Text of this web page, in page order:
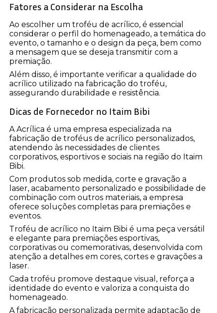
Fatores a Considerar na Escolha
Ao escolher um troféu de acrílico, é essencial
considerar o perfil do homenageado, a temática do
evento, o tamanho e o design da peça, bem como
a mensagem que se deseja transmitir com a
premiação.
Além disso, é importante verificar a qualidade do
acrílico utilizado na fabricação do troféu,
assegurando durabilidade e resistência.
Dicas de Fornecedor no Itaim Bibi
A Acrílica é uma empresa especializada na
fabricação de troféus de acrílico personalizados,
atendendo às necessidades de clientes
corporativos, esportivos e sociais na região do Itaim
Bibi.
Com produtos sob medida, corte e gravação a
laser, acabamento personalizado e possibilidade de
combinação com outros materiais, a empresa
oferece soluções completas para premiações e
eventos.
Troféu de acrílico no Itaim Bibi é uma peça versátil
e elegante para premiações esportivas,
corporativas ou comemorativas, desenvolvida com
atenção a detalhes em cores, cortes e gravações a
laser.
Cada troféu promove destaque visual, reforça a
identidade do evento e valoriza a conquista do
homenageado.
A fabricação personalizada permite adaptação de